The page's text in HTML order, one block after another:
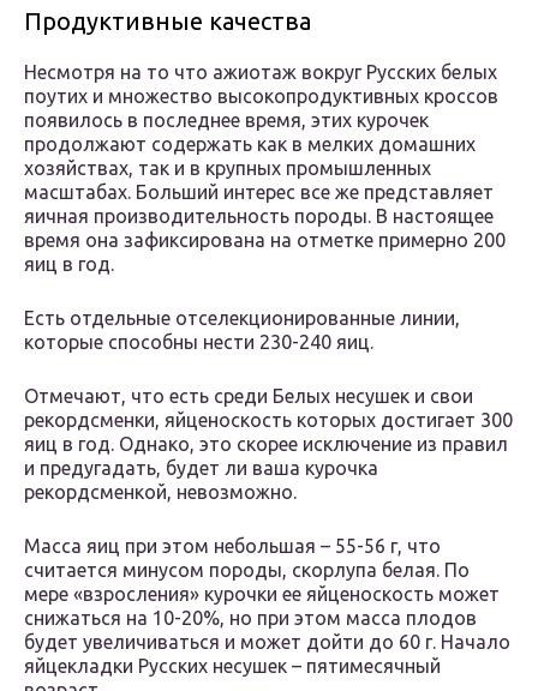
Продуктивные качества
Несмотря на то что ажиотаж вокруг Русских белых
поутих и множество высокопродуктивных кроссов
появилось в последнее время, этих курочек
продолжают содержать как в мелких домашних
хозяйствах, так и в крупных промышленных
масштабах. Больший интерес все же представляет
яичная производительность породы. В настоящее
время она зафиксирована на отметке примерно 200
яиц в год.
Есть отдельные отселекционированные линии,
которые способны нести 230-240 яиц.
Отмечают, что есть среди Белых несушек и свои
рекордсменки, яйценоскость которых достигает 300
яиц в год. Однако, это скорее исключение из правил
и предугадать, будет ли ваша курочка
рекордсменкой, невозможно.
Масса яиц при этом небольшая – 55-56 г, что
считается минусом породы, скорлупа белая. По
мере «взросления» курочки ее яйценоскость может
снижаться на 10-20%, но при этом масса плодов
будет увеличиваться и может дойти до 60 г. Начало
яйцекладки Русских несушек – пятимесячный